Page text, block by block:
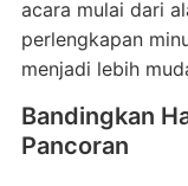
acara mulai dari
perlengkapan
menjadi lebih
Bandingkan
Pancoran